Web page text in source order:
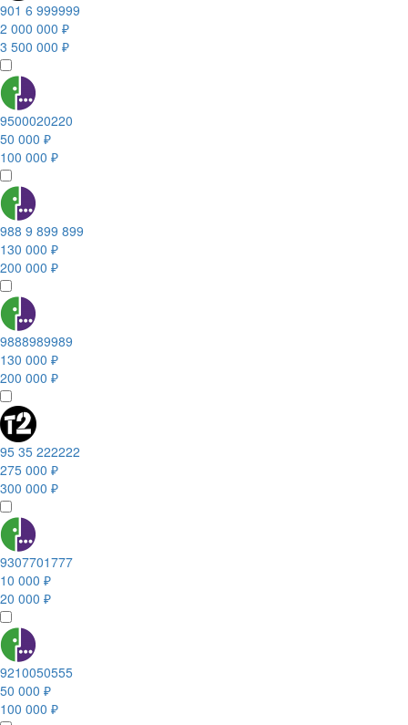
901 6 999999
2 000 000 ₽
3 500 000 ₽
9500020220
50 000 ₽
100 000 ₽
988 9 899 899
130 000 ₽
200 000 ₽
9888989989
130 000 ₽
200 000 ₽
95 35 222222
275 000 ₽
300 000 ₽
9307701777
10 000 ₽
20 000 ₽
9210050555
50 000 ₽
100 000 ₽